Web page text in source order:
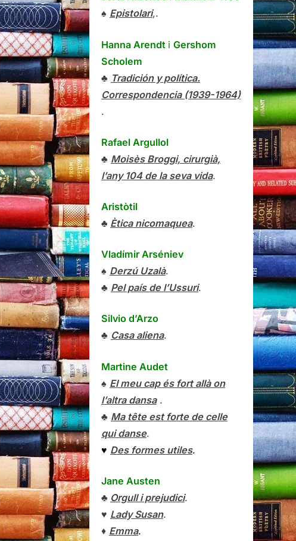
♠ Epistolari,.
Hanna Arendt i Gershom
Scholem
♣ Tradición y política.
Correspondencia (1939-1964)
.
Rafael Argullol
♣ Moisès Broggi, cirurgià,
l’any 104 de la seva vida.
Aristòtil
♣ Ètica nicomaquea.
Vladímir Arséniev
♠ Derzú Uzalà.
♣ Pel país de l’Ussuri.
Silvio d’Arzo
♣ Casa aliena.
Martine Audet
♠ El meu cap és fort allà on
l’altra dansa.
♣ Ma tête est forte de celle
qui danse.
♥ Des formes utiles.
Jane Austen
♣ Orgull i prejudici.
♥ Lady Susan.
♦ Emma.